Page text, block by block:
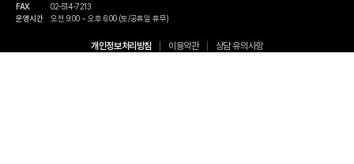
FAX
02-514-7213
운영시간
오전 9:00 ~ 오후 6:00 (토/공휴일 휴무)
개인정보처리방침 이용약관 상담 유의사항